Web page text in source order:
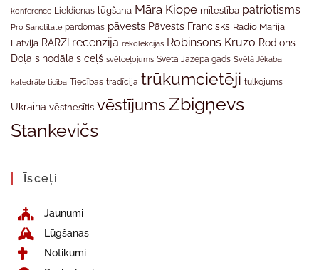
konference Lieldienas lūgšana Māra Kiope mīlestība patriotisms
Pro Sanctitate pārdomas pāvests Pāvests Francisks Radio Marija
Latvija RARZI recenzija rekolekcijas Robinsons Kruzo Rodions
Doļa sinodālais ceļš svētceļojums Svētā Jāzepa gads Svētā Jēkaba
katedrāle ticība Tiecības tradīcija trūkumcietēji tulkojums
Ukraina vēstnesītis vēstījumsZbigņevs
Stankevičs
Īsceļi
Jaunumi
Lūgšanas
Notikumi